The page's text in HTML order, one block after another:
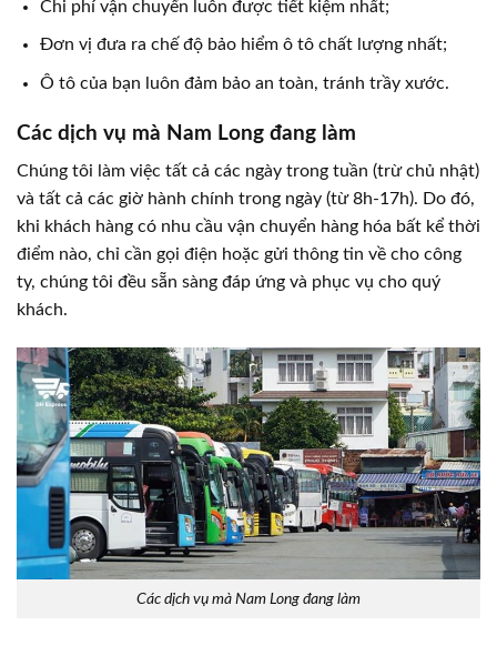
Chi phí vận chuyển luôn được tiết kiệm nhất;
Đơn vị đưa ra chế độ bảo hiểm ô tô chất lượng nhất;
Ô tô của bạn luôn đảm bảo an toàn, tránh trầy xước.
Các dịch vụ mà Nam Long đang làm
Chúng tôi làm việc tất cả các ngày trong tuần (trừ chủ nhật)
và tất cả các giờ hành chính trong ngày (từ 8h-17h). Do đó,
khi khách hàng có nhu cầu vận chuyển hàng hóa bất kể thời
điểm nào, chỉ cần gọi điện hoặc gửi thông tin về cho công
ty, chúng tôi đều sẵn sàng đáp ứng và phục vụ cho quý
khách.
Các dịch vụ mà Nam Long đang làm